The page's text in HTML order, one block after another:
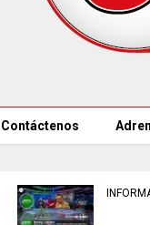
Contáctenos